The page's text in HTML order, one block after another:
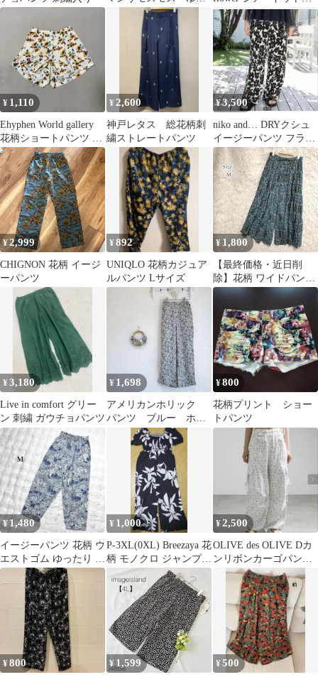
たり 小花柄 綿 パ
ンツ ナチュラル
リルパンツ
¥ 1,110
Ehyphen World gallery
花柄ショートパンツ キ
ュロット F
¥ 2,600
神戸レタス 総花柄刺
繍ストレートパンツ
¥3,500
niko and… DRYクシュ
イージーパンツ フラワ
ー ホワイト
¥2,999
CHIGNON 花柄 イージ
ーパンツ
¥892
UNIQLO 花柄カジュア
ルパンツ Lサイズ
¥1,800
【最終価格・近日削
除】花柄 ワイドパンツ
ガウチョパンツ M コッ
¥3,180
Live in comfort グリー
ン 刺繍 ガウチョパンツ
¥ 1,698
アメリカンホリック
パンツ ブルー ホワ
イト 花柄 イージーパ
ンツ トロミ 上品
¥800
花柄プリント ショー
トパンツ
¥ 1,480
イージーパンツ 花柄 ウ
エストゴム ゆったり き
れいめ 薄手 涼しい
楽ちん M
¥ 1,000
P-3XL(0XL) Breezaya 花
柄 モノクロ ジャンプス
ーツ
¥2,500
OLIVE des OLIVE Dカ
ンリボンカーゴパン
ツ 花柄
¥800 ¥ 1,599 ¥500